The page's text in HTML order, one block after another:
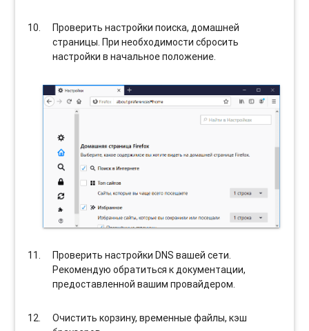
Проверить настройки поиска, домашней
страницы. При необходимости сбросить
настройки в начальное положение.
Проверить настройки DNS вашей сети.
Рекомендую обратиться к документации,
предоставленной вашим провайдером.
Очистить корзину, временные файлы, кэш